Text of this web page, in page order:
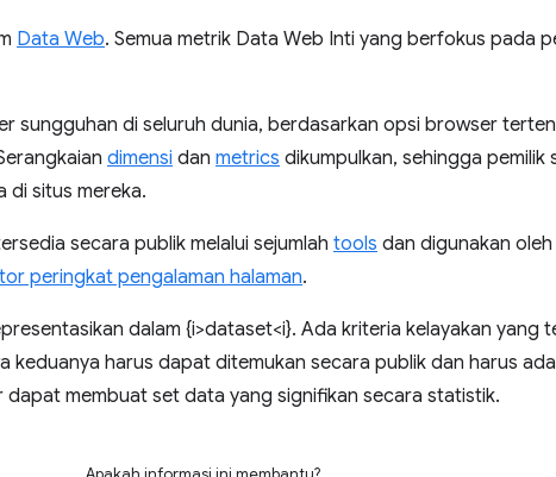
Data Web. Semua metrik Data Web Inti yang berfokus pada
sungguhan di seluruh dunia, berdasarkan opsi browser
dimensi dan metrics dikumpulkan, sehingga pemilik
di situs mereka.
secara publik melalui sejumlah tools dan digunakan
peringkat pengalaman halaman.
dalam {i>dataset<i}. Ada kriteria kelayakan yang
keduanya harus dapat ditemukan secara publik dan harus
membuat set data yang signifikan secara statistik.